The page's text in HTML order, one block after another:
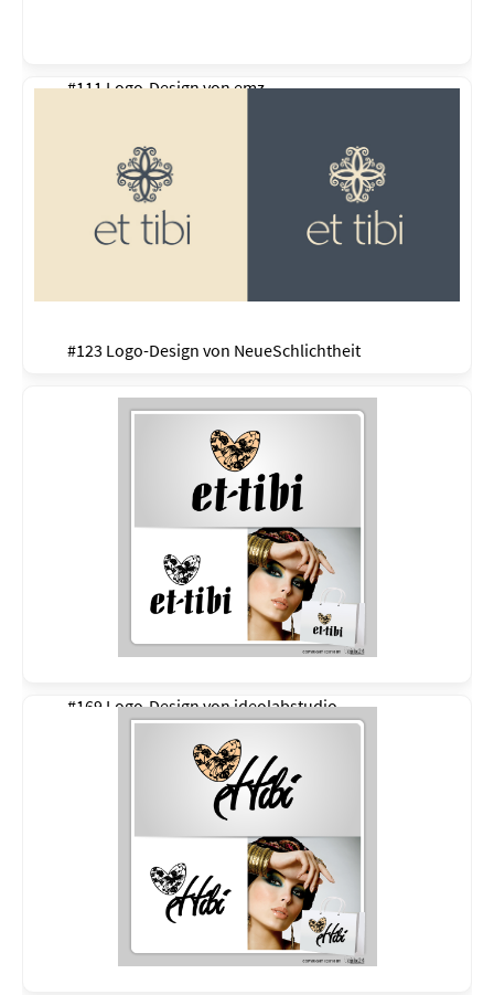
#111 Logo-Design vonemz
#123 Logo-Design von NeueSchlichtheit
#169 Logo-Design vonideolabstudio